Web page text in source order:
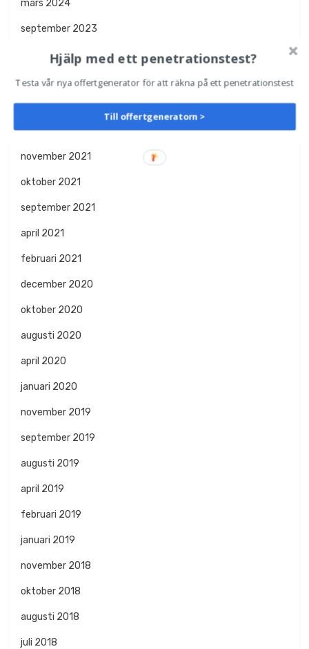
mars 2024
september 2023
oktober 2022
september 2022
februari 2022
januari 2022
november 2021
oktober 2021
september 2021
april 2021
februari 2021
december 2020
oktober 2020
augusti 2020
april 2020
januari 2020
november 2019
september 2019
augusti 2019
april 2019
februari 2019
januari 2019
november 2018
oktober 2018
augusti 2018
juli 2018
Hjälp med ett penetrationstest?
Testa vår nya offertgenerator för att räkna på ett penetrationstest
Till offertgeneratorn >